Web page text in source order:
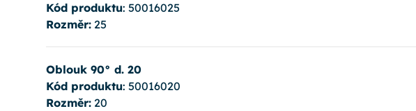
Kód produktu: 50016025
Rozměr:25
Oblouk 90° d. 20
Kód produktu: 50016020
Rozměr:20